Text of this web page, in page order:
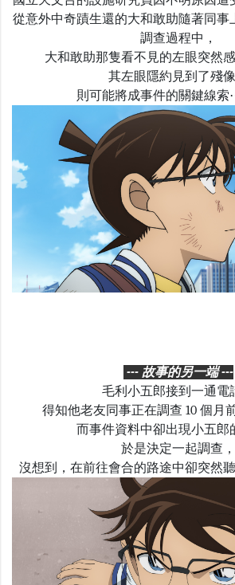
從意外中奇蹟生還的大和敢助隨著同事
調查過程中，
大和敢助那隻看不見的左眼突然
其左眼隱約見到了殘像
則可能將成事件的關鍵線
--- 故事的另一端 ---
毛利小五郎接到一通電
得知他老友同事正在調查 10 個月
而事件資料中卻出現小五郎
於是決定一起調查 ，
沒想到，在前往會合的路途中卻突然